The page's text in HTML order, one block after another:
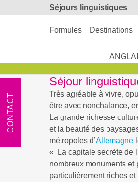
Séjours linguistiques
Formules Destinations
Séjour
Très agréable à vivre,
être avec nonchalance,
La grande richesse
et la beauté des
métropoles d’Allemagne
« La capitale secrète de l’
nombreux monuments et
particulièrement riches et
CONTACT